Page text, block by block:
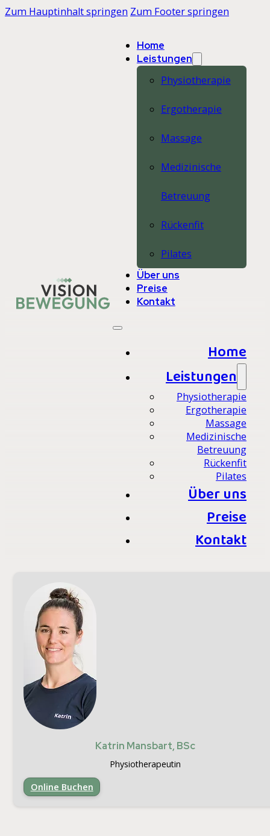
Zum Hauptinhalt springen Zum Footer springen
Home
Leistungen
Physiotherapie
Ergotherapie
Massage
Medizinische
Betreuung
Rückenfit
Pilates
Über uns
Preise
Kontakt
Home
Leistungen
Physiotherapie
Ergotherapie
Massage
Medizinische
Betreuung
Rückenfit
Pilates
Über uns
Preise
Kontakt
Katrin Mansbart, BSc
Physiotherapeutin
Online Buchen